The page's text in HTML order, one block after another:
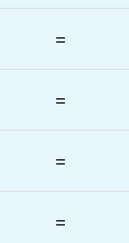
=
=
=
=